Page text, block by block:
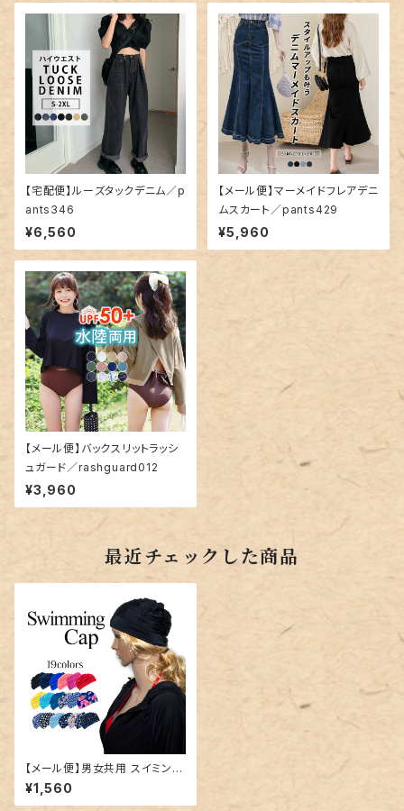
【宅配便】ルーズタックデニム／p
ants346
¥6,560
【メール便】マーメイドフレアデニ
ムスカート／pants429
¥5,960
【メール便】バックスリットラッシ
ュガード／rashguard012
¥3,960
最近チェックした商品
【メール便】男女共用 スイミング
キャップ／hat061
¥1,560